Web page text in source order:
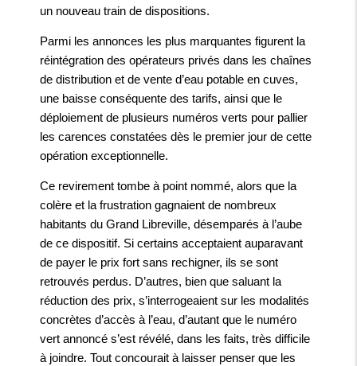
un nouveau train de dispositions.
Parmi les annonces les plus marquantes figurent la
réintégration des opérateurs privés dans les chaînes
de distribution et de vente d’eau potable en cuves,
une baisse conséquente des tarifs, ainsi que le
déploiement de plusieurs numéros verts pour pallier
les carences constatées dès le premier jour de cette
opération exceptionnelle.
Ce revirement tombe à point nommé, alors que la
colère et la frustration gagnaient de nombreux
habitants du Grand Libreville, désemparés à l’aube
de ce dispositif. Si certains acceptaient auparavant
de payer le prix fort sans rechigner, ils se sont
retrouvés perdus. D’autres, bien que saluant la
réduction des prix, s’interrogeaient sur les modalités
concrètes d’accès à l’eau, d’autant que le numéro
vert annoncé s’est révélé, dans les faits, très difficile
à joindre. Tout concourait à laisser penser que les